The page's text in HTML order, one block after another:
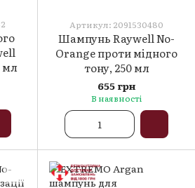
мл
Артикул: 2091530480
Шампунь Raywell No-
Orange проти мідного
тону, 250 мл
655 грн
В наявності